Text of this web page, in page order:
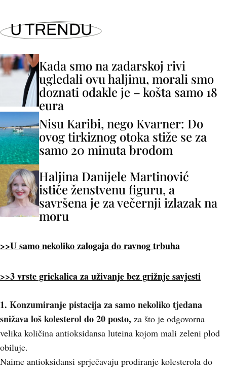
U TRENDU
Kada smo na zadarskoj rivi
ugledali ovu haljinu, morali smo
doznati odakle je – košta samo 18
eura
Nisu Karibi, nego Kvarner: Do
ovog tirkiznog otoka stiže se za
samo 20 minuta brodom
Haljina Danijele Martinović
ističe ženstvenu figuru, a
savršena je za večernji izlazak na
moru
>>U samo nekoliko zalogaja do ravnog trbuha
>>3 vrste grickalica za uživanje bez grižnje savjesti
1. Konzumiranje pistacija za samo nekoliko tjedana
snižava loš kolesterol do 20 posto, za što je odgovorna
velika količina antioksidansa luteina kojom mali zeleni plod
obiluje.
Naime antioksidansi sprječavaju prodiranje kolesterola do